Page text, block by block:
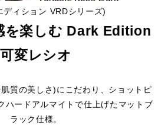
閉じる
ディション VRDシリーズ)
を楽しむ Dark Edition
可変レシオ
質の美しさ)にこだわり、ショットピ
ハードアルマイトで仕上げたマットブ
ラック仕様。